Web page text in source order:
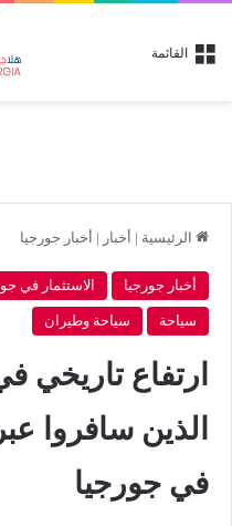
القائمة
الرئيسية | أخبار | أخبار جورجيا
أخبار جورجيا الاستثمار في
سياحة سياحة وطيران
ارتفاع تاريخي
الذين سافروا
في جورجيا